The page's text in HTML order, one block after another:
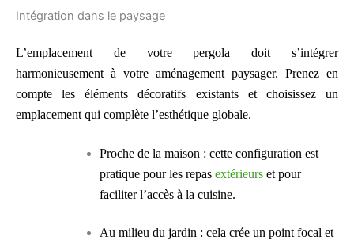
Intégration dans le paysage
L’emplacement de votre pergola doit s’intégrer
harmonieusement à votre aménagement paysager. Prenez en
compte les éléments décoratifs existants et choisissez un
emplacement qui complète l’esthétique globale.
Proche de la maison : cette configuration est
pratique pour les repas extérieurset pour
faciliter l’accès à la cuisine.
Au milieu du jardin : cela crée un point focal et